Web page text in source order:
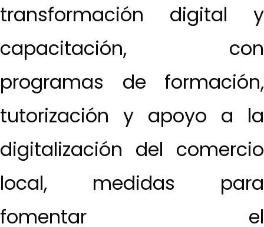
transformación digital y
capacitación, con
programas de formación,
tutorización y apoyo a la
digitalización del comercio
local, medidas para
fomentar el